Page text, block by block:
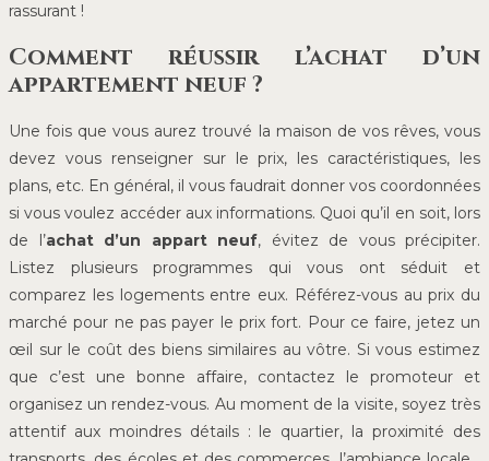
rassurant !
Comment réussir l’achat d’un
appartement neuf ?
Une fois que vous aurez trouvé la maison de vos rêves, vous
devez vous renseigner sur le prix, les caractéristiques, les
plans, etc. En général, il vous faudrait donner vos coordonnées
si vous voulez accéder aux informations. Quoi qu’il en soit, lors
de l’achat d’un appart neuf, évitez de vous précipiter.
Listez plusieurs programmes qui vous ont séduit et
comparez les logements entre eux. Référez-vous au prix du
marché pour ne pas payer le prix fort. Pour ce faire, jetez un
œil sur le coût des biens similaires au vôtre. Si vous estimez
que c’est une bonne affaire, contactez le promoteur et
organisez un rendez-vous. Au moment de la visite, soyez très
attentif aux moindres détails : le quartier, la proximité des